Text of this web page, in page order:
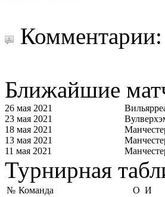
Комментарии:
Ближайшие
26 мая 2021
23 мая 2021
18 мая 2021
13 мая 2021
11 мая 2021
Турнирная
№ Команда О И